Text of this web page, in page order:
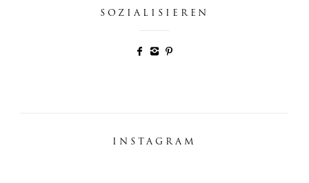
SOZIALISIEREN
INSTAGRAM